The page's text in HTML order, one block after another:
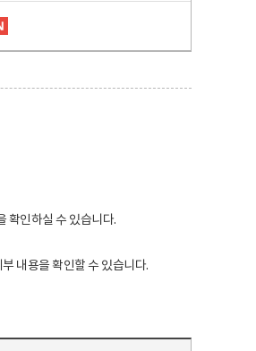
확인하실 수 있습니다.
내용을 확인할 수 있습니다.